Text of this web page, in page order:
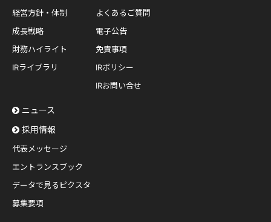
経営方針・体制
成長戦略
財務ハイライト
IRライブラリ
よくあるご質問
電子公告
免責事項
IRポリシー
IRお問い合せ
ニュース
採用情報
代表メッセージ
エントランスブック
データで見るピクスタ
募集要項